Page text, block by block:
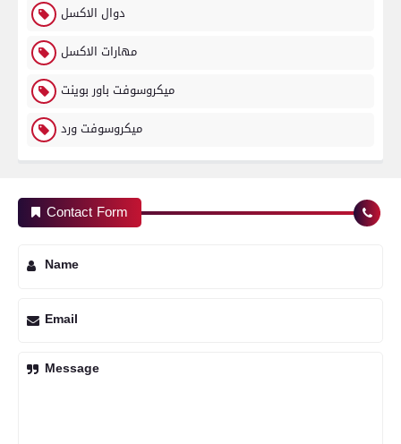
دوال الاكسل
مهارات الاكسل
ميكروسوفت باور بوينت
ميكروسوفت ورد
Contact Form
Name
Email
Message